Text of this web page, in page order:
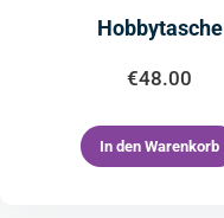
Hobbytasche
€48.00
In den Warenkorb